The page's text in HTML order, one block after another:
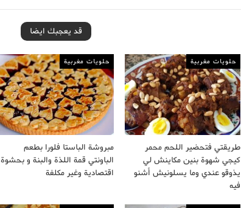
قد يعجبك ايضا
حلويات مغربية
طريقتي فتحضير اللحم محمر
كيجي شهوة بنين مكاينش لي
يذوقو عندي وما يسلونيش أشنو
فيه
حلويات مغربية
مبروشة الباستا فلورا بطعم
الباونتي قمة اللذة والبنة و بحشوة
اقتصادية وغير مكلفة